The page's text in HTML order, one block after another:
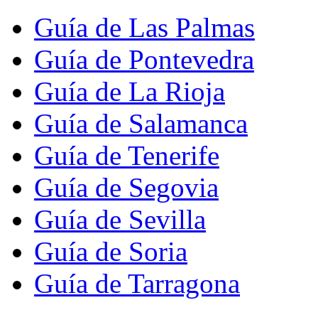
Guía de Las Palmas
Guía de Pontevedra
Guía de La Rioja
Guía de Salamanca
Guía de Tenerife
Guía de Segovia
Guía de Sevilla
Guía de Soria
Guía de Tarragona